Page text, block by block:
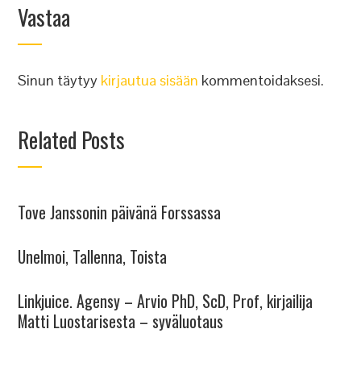
Vastaa
Sinun täytyy kirjautua sisään kommentoidaksesi.
Related Posts
Tove Janssonin päivänä Forssassa
Unelmoi, Tallenna, Toista
Linkjuice. Agensy – Arvio PhD, ScD, Prof, kirjailija
Matti Luostarisesta – syväluotaus